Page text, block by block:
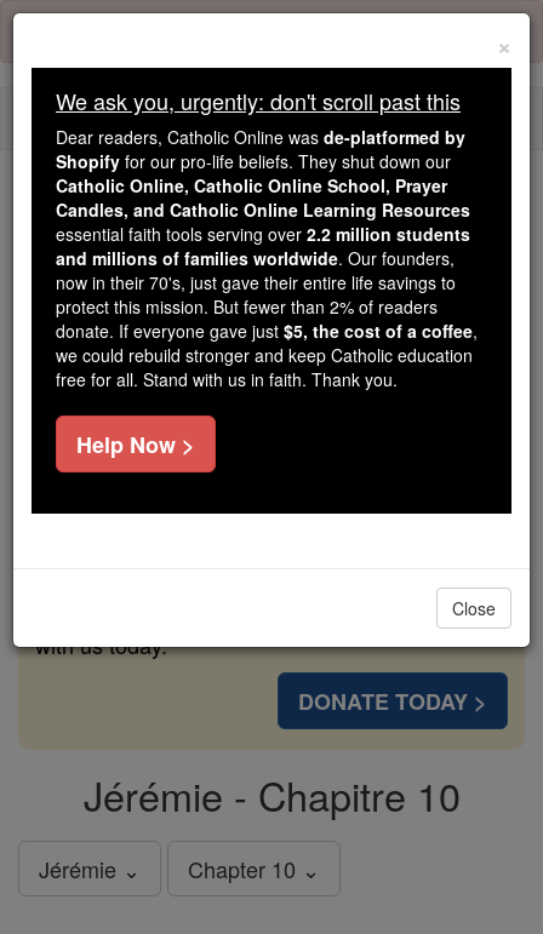
Skip
content
Because of You, 2.2 Million
Students Are Being Formed in the
Faith
Because of generous supporters like you,
Catholic Online School has already delivered
free, faithful Catholic education to over 2.2
million students across 193 countries. In an age
of noise and algorithms, you are helping form
souls with truth, prayer, Scripture, and Christ.
If everyone who reads this gave just $5 — the
families and keep this life-changing formation
free for all. Be Courageous. Be Catholic. Stand
with us today.
DONATE TODAY >
Jérémie - Chapitre 10
Jérémie ⌄ Chapter 10 ⌄
×
We ask you, urgently: don't scroll past this
Dear readers, Catholic Online was de-platformed by
Shopify for our pro-life beliefs. They shut down our
Catholic Online, Catholic Online School, Prayer
Candles, and Catholic Online Learning Resources
essential faith tools serving over 2.2 million students
and millions of families worldwide. Our founders,
now in their 70's, just gave their entire life savings to
protect this mission. But fewer than 2% of readers
donate. If everyone gave just $5, the cost of a coffee,
we could rebuild stronger and keep Catholic education
free for all. Stand with us in faith. Thank you.
Help Now >
Close